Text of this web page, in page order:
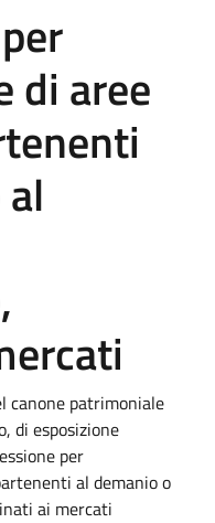
di aree
canone patrimoniale
di esposizione
per
al demanio o
ai mercati